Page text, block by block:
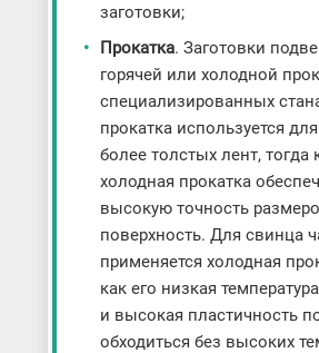
заготовки;
Прокатка. Заготовки
горячей или холодной
специализированных
прокатка используется
более толстых лент, тогда
холодная прокатка
высокую точность
поверхность. Для свинца
применяется холодная
как его низкая
и высокая пластичность
обходиться без высоких